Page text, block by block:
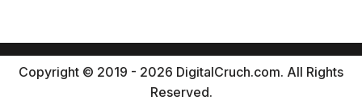
Copyright © 2019 - 2026 DigitalCruch.com. All Rights
Reserved.